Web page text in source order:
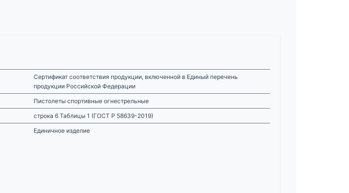
Сертификат соответствия продукции, включенной в Единый перечень
продукции Российской Федерации
Пистолеты спортивные огнестрельные
строка 6 Таблицы 1 (ГОСТ Р 58639-2019)
Единичное изделие